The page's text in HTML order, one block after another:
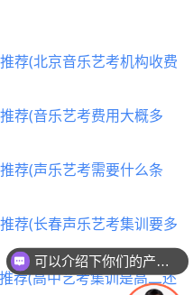
荐(北京音乐艺考机构收费
荐(音乐艺考费用大概多
荐(声乐艺考需要什么条
荐(长春声乐艺考集训要多
荐(高中艺考集训是高二还
可以介绍下你们的产品么